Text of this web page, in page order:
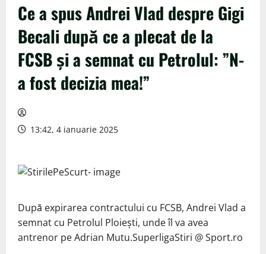
Ce a spus Andrei Vlad despre Gigi
Becali după ce a plecat de la
FCSB și a semnat cu Petrolul: ”N-
a fost decizia mea!”
13:42, 4 ianuarie 2025
După expirarea contractului cu FCSB, Andrei Vlad a
semnat cu Petrolul Ploiești, unde îl va avea
antrenor pe Adrian Mutu.SuperligaStiri @ Sport.ro